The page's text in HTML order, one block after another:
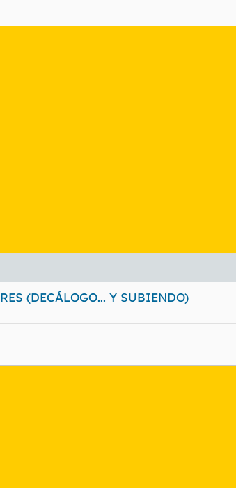
(DECÁLOGO... Y SUBIENDO)